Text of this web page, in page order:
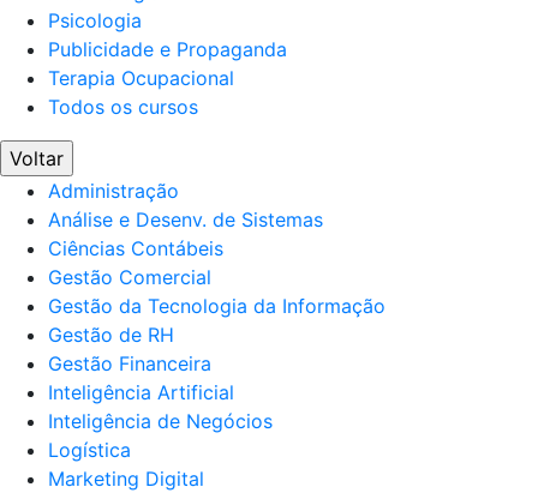
Psicologia
Publicidade e Propaganda
Terapia Ocupacional
Todos os cursos
Voltar
Administração
Análise e Desenv. de Sistemas
Ciências Contábeis
Gestão Comercial
Gestão da Tecnologia da Informação
Gestão de RH
Gestão Financeira
Inteligência Artificial
Inteligência de Negócios
Logística
Marketing Digital